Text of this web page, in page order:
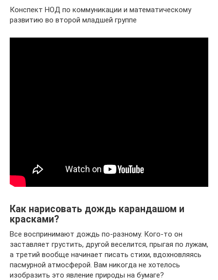
Конспект НОД по коммуникации и математическому
развитию во второй младшей группе
Как нарисовать дождь карандашом и
красками?
Все воспринимают дождь по-разному. Кого-то он
заставляет грустить, другой веселится, прыгая по лужам,
а третий вообще начинает писать стихи, вдохновляясь
пасмурной атмосферой. Вам никогда не хотелось
изобразить это явление природы на бумаге?